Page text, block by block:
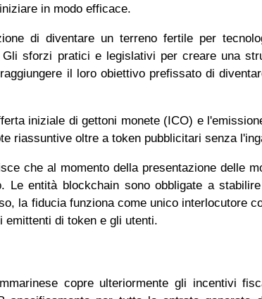
in modo efficace.
di diventare un terreno fertile per
Gli sforzi pratici e legislativi per creare una
il loro obiettivo prefissato di
iniziale di gettoni monete (ICO) e
riassuntive oltre a token pubblicitari senza
che al momento della presentazione delle
Le entità blockchain sono obbligate a
la fiducia funziona come unico interlocutore
emittenti di token e gli utenti.
copre ulteriormente gli incentivi